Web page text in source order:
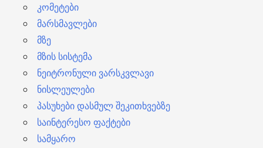
კომეტები
მარსმავლები
მზე
მზის სისტემა
ნეიტრონული ვარსკვლავი
ნისლეულები
პასუხები დასმულ შეკითხვებზე
საინტერესო ფაქტები
სამყარო